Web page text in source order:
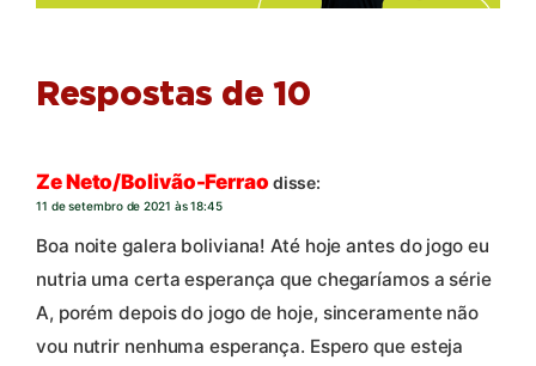
Respostas de 10
Ze Neto/Bolivão-Ferrao disse:
11 de setembro de 2021 às 18:45
Boa noite galera boliviana! Até hoje antes do jogo eu
nutria uma certa esperança que chegaríamos a série
A, porém depois do jogo de hoje, sinceramente não
vou nutrir nenhuma esperança. Espero que esteja